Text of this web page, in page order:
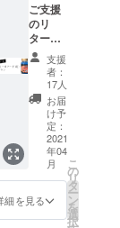
ご支援
のリ
ターン
品とし
て、ピ
カデ
リー
No.1ポ
マード
(改)×1
個をお
届けし
ます。
※生産数
調整の
支援
者：
17人
お届
け予
定：
2021
年04
月
細を見る
こ
の
リ
タ
ー
ン
を
選
択